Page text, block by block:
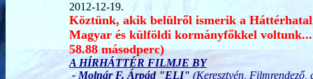
2012-12-19.
Köztünk, akik belülről ismerik a
Magyar és külföldi kormányfőkkel
58.88 másodperc)
A HÍRHÁTTÉR FILMJE BY
- Molnár F. Árpád "ELI" (Keresztyén, Filmrendező,